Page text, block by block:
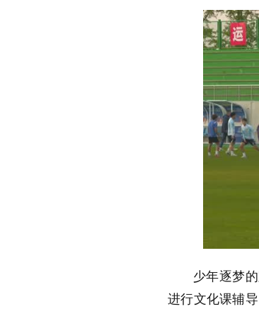
少年逐梦
进行文化课辅